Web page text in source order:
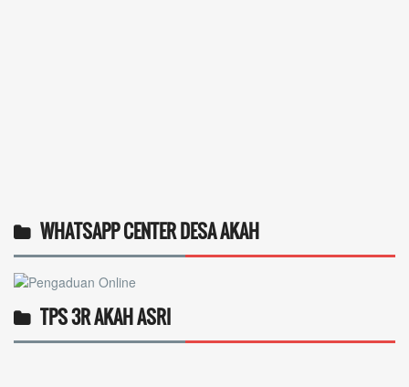
WHATSAPP CENTER DESA AKAH
TPS 3R AKAH ASRI